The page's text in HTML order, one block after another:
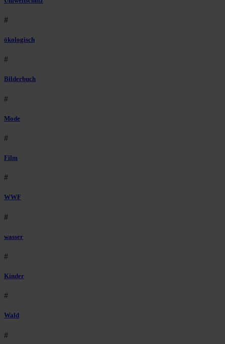
#
ökologisch
#
Bilderbuch
#
Mode
#
Film
#
WWF
#
wasser
#
Kinder
#
Wald
#